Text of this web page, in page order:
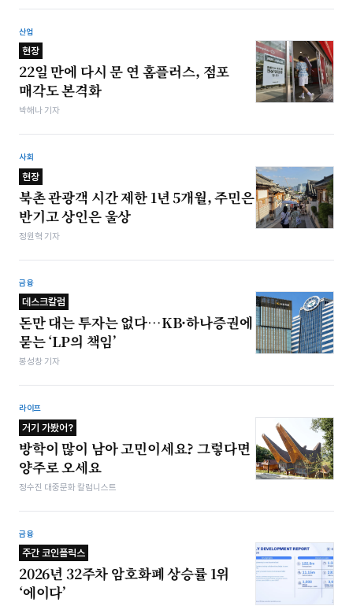
산업
현장
22일 만에 다시 문 연 홈플러스, 점포
매각도 본격화
박해나 기자
사회
현장
북촌 관광객 시간 제한 1년 5개월, 주민은
반기고 상인은 울상
정원혁 기자
금융
데스크칼럼
돈만 대는 투자는 없다…KB·하나증권에
묻는 ‘LP의 책임’
봉성창 기자
라이프
거기 가봤어?
방학이 많이 남아 고민이세요? 그렇다면
양주로 오세요
정수진 대중문화 칼럼니스트
금융
주간 코인플릭스
2026년 32주차 암호화폐 상승률 1위
‘에이다’